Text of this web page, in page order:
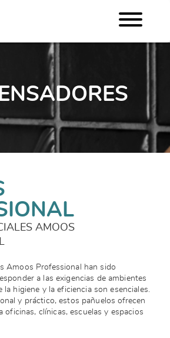
AMOOS
Amoos Professional han sido
a las exigencias de ambientes
la higiene y la eficiencia son esenciales.
y práctico, estos pañuelos ofrecen
oficinas, clínicas, escuelas y espacios